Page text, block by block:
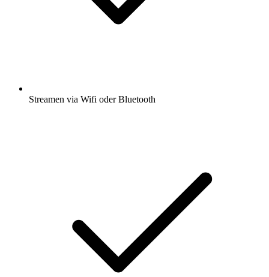
Streamen via Wifi oder Bluetooth